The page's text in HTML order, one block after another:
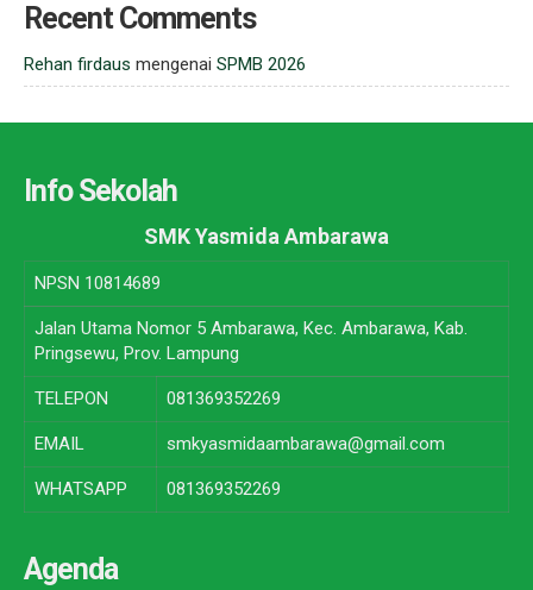
Recent Comments
Rehan firdaus mengenai SPMB 2026
Info Sekolah
SMK Yasmida Ambarawa
NPSN 10814689
Jalan Utama Nomor 5 Ambarawa, Kec. Ambarawa, Kab.
Pringsewu, Prov. Lampung
TELEPON 081369352269
EMAIL smkyasmidaambarawa@gmail.com
WHATSAPP 081369352269
Agenda